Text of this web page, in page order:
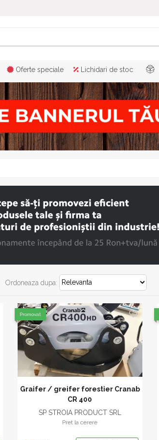
Oferte speciale Lichidari de stoc
Ordoneaza dupa:
Graifer / greifer forestier Cranab
CR 400
SP STROIA PRODUCT SRL
Pret la cerere
Promovat